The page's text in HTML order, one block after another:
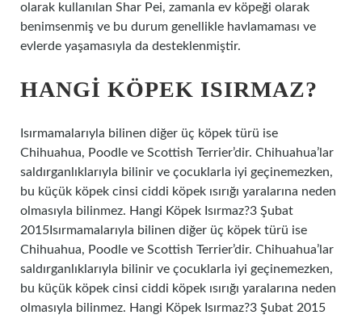
olarak kullanılan Shar Pei, zamanla ev köpeği olarak
benimsenmiş ve bu durum genellikle havlamaması ve
evlerde yaşamasıyla da desteklenmiştir.
HANGI KÖPEK ISIRMAZ?
Isırmamalarıyla bilinen diğer üç köpek türü ise
Chihuahua, Poodle ve Scottish Terrier’dir. Chihuahua’lar
saldırganlıklarıyla bilinir ve çocuklarla iyi geçinemezken,
bu küçük köpek cinsi ciddi köpek ısırığı yaralarına neden
olmasıyla bilinmez. Hangi Köpek Isırmaz?3 Şubat
2015Isırmamalarıyla bilinen diğer üç köpek türü ise
Chihuahua, Poodle ve Scottish Terrier’dir. Chihuahua’lar
saldırganlıklarıyla bilinir ve çocuklarla iyi geçinemezken,
bu küçük köpek cinsi ciddi köpek ısırığı yaralarına neden
olmasıyla bilinmez. Hangi Köpek Isırmaz?3 Şubat 2015